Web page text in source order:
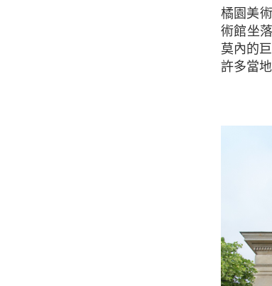
橘園美術館是在印象派藝術愛好者之中最受歡迎的博物館之一，英語Orangerie museum。美
術館坐
莫內的
許多當